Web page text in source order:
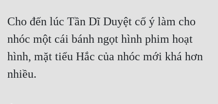
Cho đến lúc Tần Dĩ Duyệt cố ý làm cho
nhóc một cái bánh ngọt hình phim hoạt
hình, mặt tiểu Hắc của nhóc mới khá hơn
nhiều.